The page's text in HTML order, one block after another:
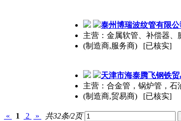
泰州博瑞波纹管有限公
主营：金属软管、补偿器、
(制造商,服务商) [已核实]
天津市海泰腾飞钢铁贸
主营：合金管，锅炉管，石
(制造商,贸易商) [已核实]
« 1 2 » 共32条/2页